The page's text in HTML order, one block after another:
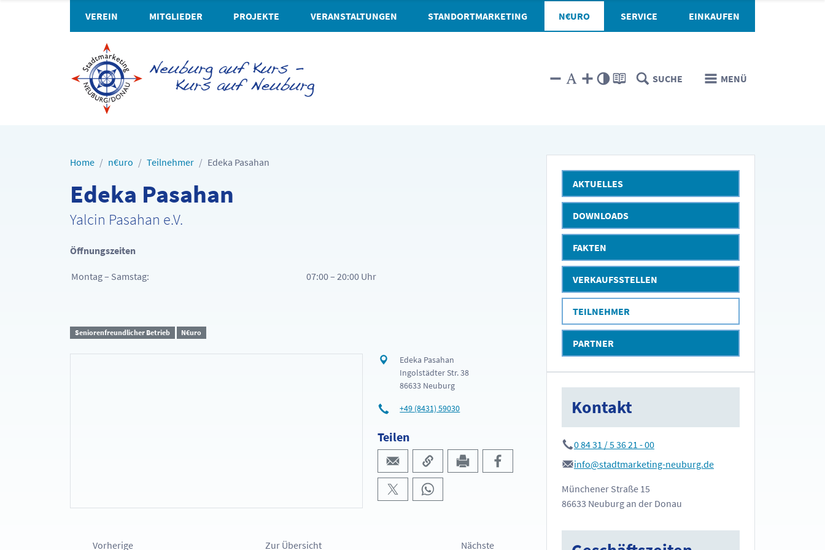
VEREIN MITGLIEDER PROJEKTE VERANSTALTUNGEN STANDORTMARKETING N€URO SERVICE EINKAUFEN
SUCHE MENÜ
Home n€uro Teilnehmer Edeka Pasahan
Edeka Pasahan
Yalcin Pasahan e.V.
Öffnungszeiten
Montag – Samstag: 07:00 – 20:00 Uhr
Seniorenfreundlicher Betrieb N€uro
Edeka Pasahan
Ingolstädter Str. 38
86633 Neuburg
+49 (8431) 59030
Teilen
Vorherige Zur Übersicht Nächste
AKTUELLES
DOWNLOADS
FAKTEN
VERKAUFSSTELLEN
TEILNEHMER
PARTNER
Kontakt
0 84 31 / 5 36 21 - 00
info@stadtmarketing-neuburg.de
Münchener Straße 15
86633 Neuburg an der Donau